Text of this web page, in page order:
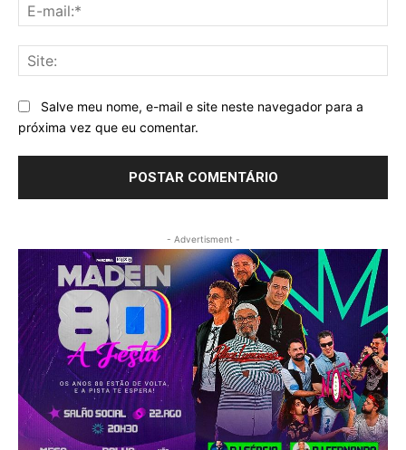
Salve meu nome, e-mail e site neste navegador para a
próxima vez que eu comentar.
- Advertisment -